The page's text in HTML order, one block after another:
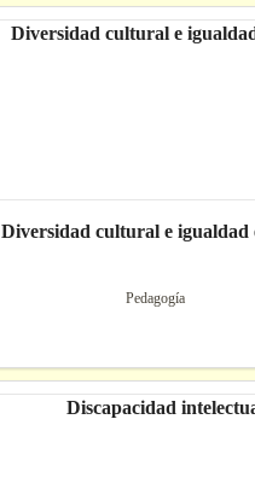
Diversidad cultural e igualdad
Pedagogía